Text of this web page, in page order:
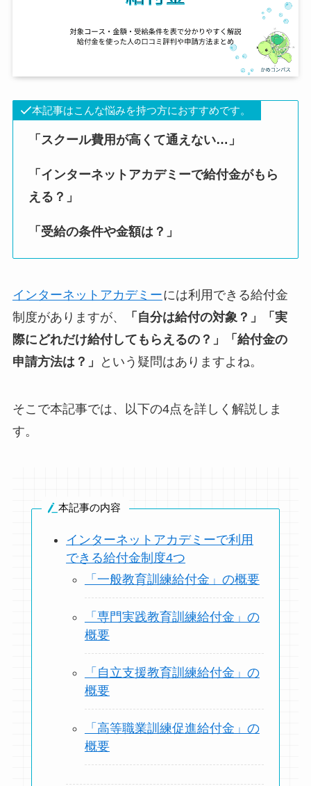
本記事はこんな悩みを持つ方におすすめです。
「スクール費用が高くて通えない…」
「インターネットアカデミーで給付金がもら
える？」
「受給の条件や金額は？」
インターネットアカデミーには利用できる給付金
制度がありますが、
「自分は給付の対象？」「実
際に どれだけ給付してもらえるの？ 」「給付金の
申請方法は？」
という疑問はありますよね。
そこで本記事では、以下の4点を詳しく解説しま
す。
本記事の内容
インターネットアカデミーで利用
できる給付金制度4つ
「一般教育訓練給付金」の概要
「専門実践教育訓練給付金」の
概要
「自立支援教育訓練給付金」の
概要
「高等職業訓練促進給付金」の
概要